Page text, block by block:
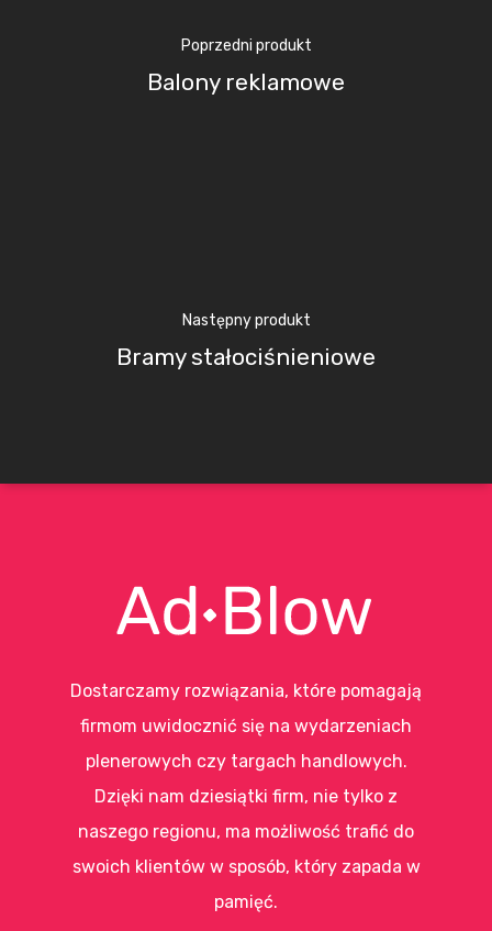
Poprzedni produkt
Balony reklamowe
Następny produkt
Bramy stałociśnieniowe
Dostarczamy rozwiązania, które pomagają
firmom uwidocznić się na wydarzeniach
plenerowych czy targach handlowych.
Dzięki nam dziesiątki firm, nie tylko z
naszego regionu, ma możliwość trafić do
swoich klientów w sposób, który zapada w
pamięć.